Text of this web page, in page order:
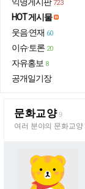
723
HOT 게시물
웃음·연재 60
이슈·토론 20
자유홍보 8
공개일기장
문화교양 9
여러 분야의 문화교